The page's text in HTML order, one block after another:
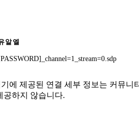
알엘
에 제공된 연결 세부 정보는 커뮤
공하지 않습니다.